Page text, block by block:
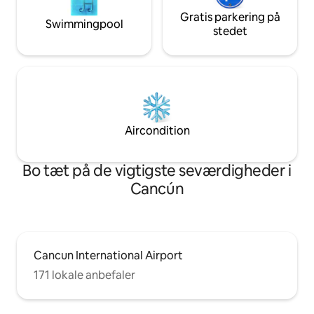
Swimmingpool
Gratis parkering på
stedet
Aircondition
Bo tæt på de vigtigste seværdigheder i
Cancún
Cancun International Airport
171 lokale anbefaler